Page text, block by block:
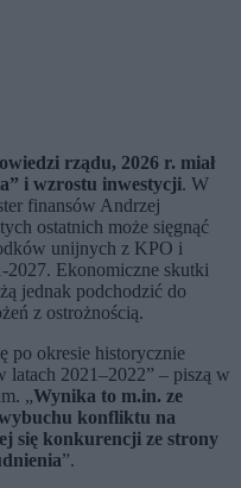
rządu, 2026 r. miał
i wzrostu inwestycji. W
finansów Andrzej
ostatnich może sięgnąć
unijnych z KPO i
2027. Ekonomiczne skutki
jednak podchodzić do
z ostrożnością.
po okresie historycznie
2021–2022” – piszą w
„Wynika to m.in. ze
wybuchu konfliktu na
się konkurencji ze strony
”.